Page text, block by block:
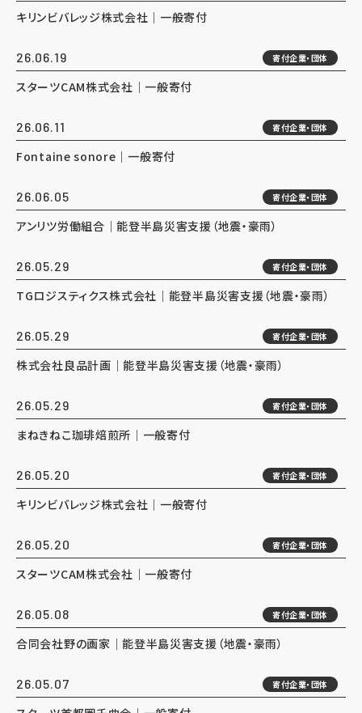
キリンビバレッジ株式会社｜一般寄付
26.06.19 寄付企業・団体
スターツCAM株式会社｜一般寄付
26.06.11 寄付企業・団体
Fontaine sonore｜一般寄付
26.06.05 寄付企業・団体
アンリツ労働組合｜能登半島災害支援（地震・豪雨）
26.05.29 寄付企業・団体
TGロジスティクス株式会社｜能登半島災害支援（地震・豪雨）
26.05.29 寄付企業・団体
株式会社良品計画｜能登半島災害支援（地震・豪雨）
26.05.29 寄付企業・団体
まねきねこ珈琲焙煎所｜一般寄付
26.05.20 寄付企業・団体
キリンビバレッジ株式会社｜一般寄付
26.05.20 寄付企業・団体
スターツCAM株式会社｜一般寄付
26.05.08 寄付企業・団体
合同会社野の画家｜能登半島災害支援（地震・豪雨）
26.05.07 寄付企業・団体